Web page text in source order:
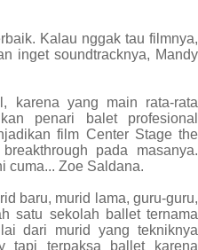
Kalau nggak tau filmnya,
inget soundtracknya, Mandy
karena yang main rata-rata
penari balet profesional
film Center Stage the
pada masanya.
cuma... Zoe Saldana.
baru, murid lama, guru-guru,
satu sekolah ballet ternama
dari murid yang tekniknya
tapi terpaksa ballet karena